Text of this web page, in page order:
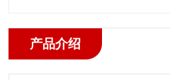
产品介绍